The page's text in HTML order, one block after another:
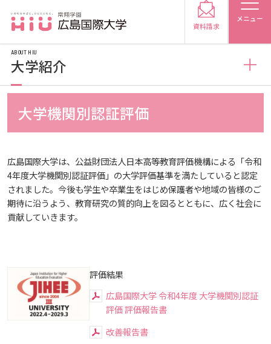
メニュー
受験生の方
受験生の保護者の方
在学生の方 卒業生の方
保護者の方
広島国際大学の概要
入試情報
資料請求
大学機関別認証評価
広島国際大学は、公益財団法人日本高等教育評価機構による「令和
4年度大学機関別認証評価」の大学評価基準を満たしていると認定
されました。今後も学生や卒業生をはじめ保護者や地域の皆様のご
期待に沿うよう、教育研究の質的向上を図るとともに、広く社会に
貢献していきます。
評価結果
広島国際大学 令和4年度 大学機関別認証
評価 評価報告書
改善報告書
ABOUT HIU
大学紹介
大学紹介
建学の精神
教育の特色
教育に関する基本方針
アドミッション・ポリシー
情報の公表
教育研究上の目的・基本組織について
大学基礎データ
学費・入学金等費用について
規定
広島国際大学施設等貸与内規
別表第1・第2 様式第1・第2
広島国際大学倫理委員会規定
施設紹介
東広島・呉キャンパス施設 名称・愛称
大学広報
プレスリリース
ハラスメントについて